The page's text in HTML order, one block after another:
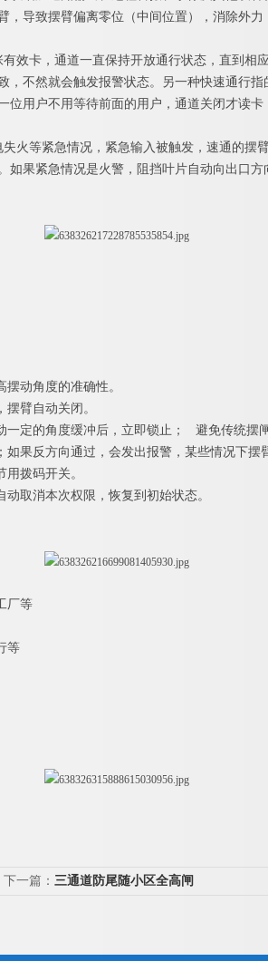
，导致摆臂偏离零位（中间位置），消除外
效卡，通道一直保持开放通行状态，直到相
，不然就会触发报警状态。另一种快速通行
位用户不用等待前面的用户，通道关闭才读
火等紧急情况，紧急输入被触发，速通的摆
如果紧急情况是火警，阻挡叶片自动向出口
动角度的准确性。
臂自动关闭。
一定的角度缓冲后，立即锁止 ；
避免传统摆
果反方向通过，会发出报警，某些情况下摆
拨码开关。
取消本次权限，恢复到初始状态。
厂等
等
下一篇： 三通道防尾随小区全高闸